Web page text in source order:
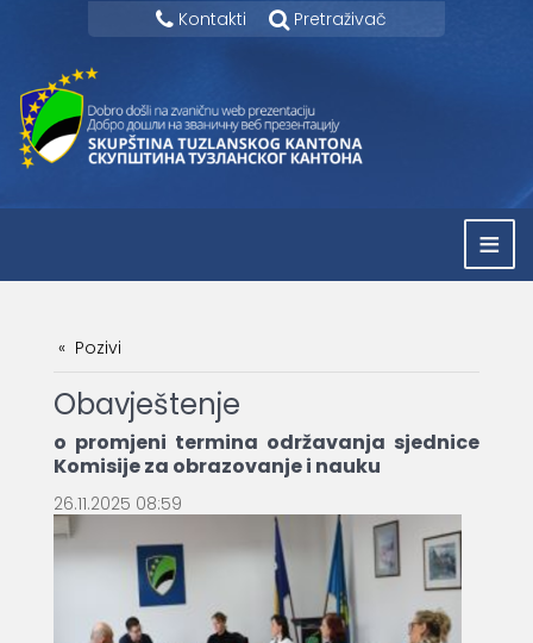
Kontakti Pretraživač
≡
Pozivi
Obavještenje
o promjeni termina održavanja sjednice
Komisije za obrazovanje i nauku
26.11.2025 08:59